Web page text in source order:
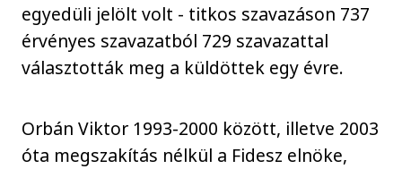
egyedüli jelölt volt - titkos szavazáson 737
érvényes szavazatból 729 szavazattal
választották meg a küldöttek egy évre.
Orbán Viktor 1993-2000 között, illetve 2003
óta megszakítás nélkül a Fidesz elnöke,